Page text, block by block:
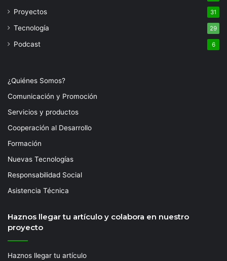
Proyectos 31
Tecnología 29
Podcast 6
¿Quiénes Somos?
Comunicación y Promoción
Servicios y productos
Cooperación al Desarrollo
Formación
Nuevas Tecnologías
Responsabilidad Social
Asistencia Técnica
Haznos llegar tu artículo y colabora en nuestro
proyecto
Haznos llegar tu artículo